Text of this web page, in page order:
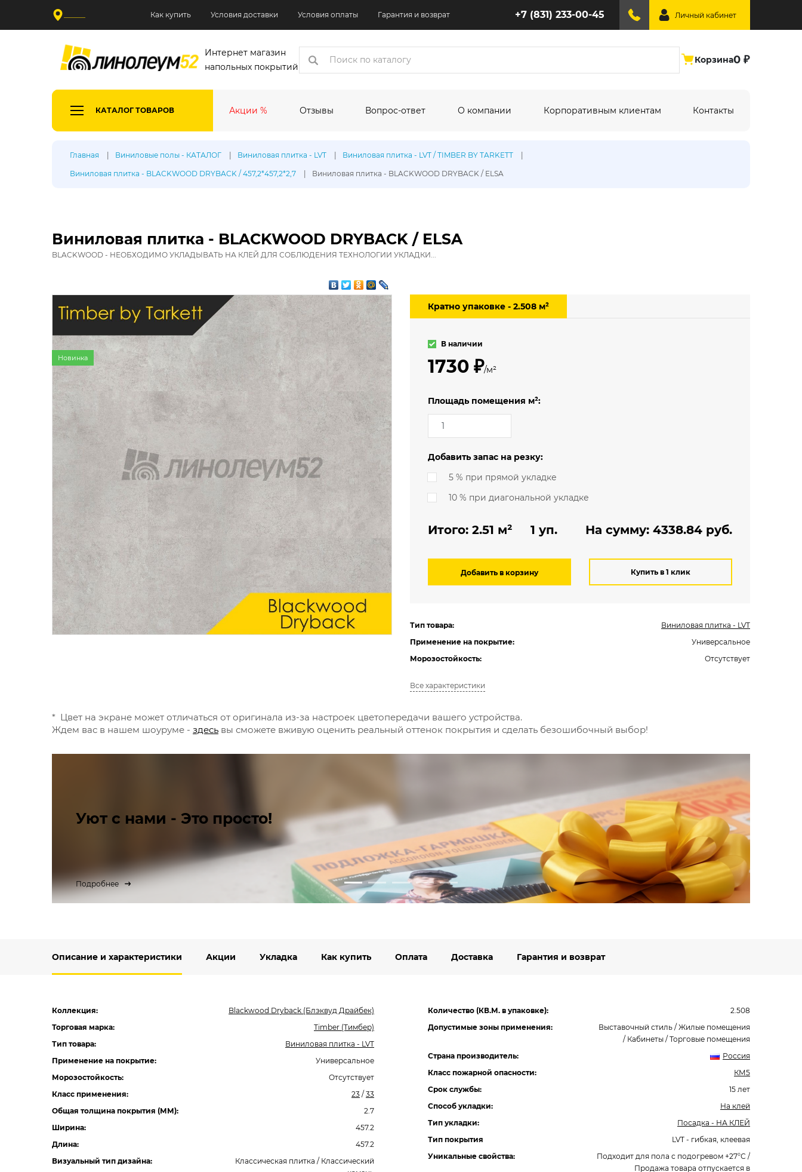
Как купить Условия доставки Условия оплаты Гарантия и возврат +7 (831) 233-00-45 Личный кабинет
Интернет магазин
напольных покрытий
Корзина0 ₽
КАТАЛОГ ТОВАРОВ
Тип линолеума:
Коммерческий
Коммерческий (гомогенный)
Офисные помещения
Выставочные помещения
Акции % Отзывы Вопрос-ответ О компании Корпоративным клиентам Контакты
Главная Виниловые полы - КАТАЛОГ Виниловая плитка - LVT Виниловая плитка - LVT / TIMBER BY TARKETT
Виниловая плитка - BLACKWOOD DRYBACK / 457,2*457,2*2,7 Виниловая плитка - BLACKWOOD DRYBACK / ELSA
Виниловая плитка - BLACKWOOD DRYBACK / ELSA
BLACKWOOD - НЕОБХОДИМО УКЛАДЫВАТЬ НА КЛЕЙ ДЛЯ СОБЛЮДЕНИЯ ТЕХНОЛОГИИ УКЛАДКИ...
Новинка
Кратно упаковке - 2.508 м²
В наличии
1730 ₽/м²
Площадь помещения м²:
Добавить запас на резку:
5 % при прямой укладке
10 % при диагональной укладке
Итого: 2.51 м² 1 уп. На сумму: 4338.84 руб.
Добавить в корзину Купить в 1 клик
Тип товара:
Виниловая плитка - LVT
Применение на покрытие:
Универсальное
Морозостойкость:
Отсутствует
Все характеристики
* Цвет на экране может отличаться от оригинала из-за настроек цветопередачи вашего устройства.
Ждем вас в нашем шоуруме - здесь вы сможете вживую оценить реальный оттенок покрытия и сделать безошибочный выбор!
Уют с нами - Это просто!
Подробнее
Описание и характеристики Акции Укладка Как купить Оплата Доставка Гарантия и возврат
Коллекция:
Blackwood Dryback (Блэквуд Драйбек)
Торговая марка:
Timber (Тимбер)
Тип товара:
Виниловая плитка - LVT
Применение на покрытие:
Универсальное
Морозостойкость:
Отсутствует
Класс применения:
23 / 33
Общая толщина покрытия (ММ):
2.7
Ширина:
457.2
Длина:
457.2
Визуальный тип дизайна:
Классическая плитка / Классический
Количество (КВ.М. в упаковке):
2.508
Допустимые зоны применения:
Выставочный стиль / Жилые помещения
/ Кабинеты / Торговые помещения
Страна производитель:
Россия
Класс пожарной опасности:
КМ5
Срок службы:
15 лет
Способ укладки:
На клей
Тип укладки:
Посадка - НА КЛЕЙ
Тип покрытия
LVT - гибкая, клеевая
Уникальные свойства:
Подходит для пола с подогревом +27°С /
Продажа товара отпускается в